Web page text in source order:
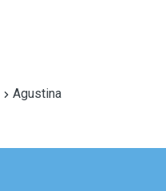
Agustina